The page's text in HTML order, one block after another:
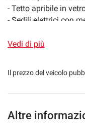
Vetri oscurati
Volante
- Tetto apribile in
- Sedili elettrici con
- Pelle estesa
- Fari full led con led
- Sensori parcheggio
Vedi di più
Il prezzo del veicolo
Altre